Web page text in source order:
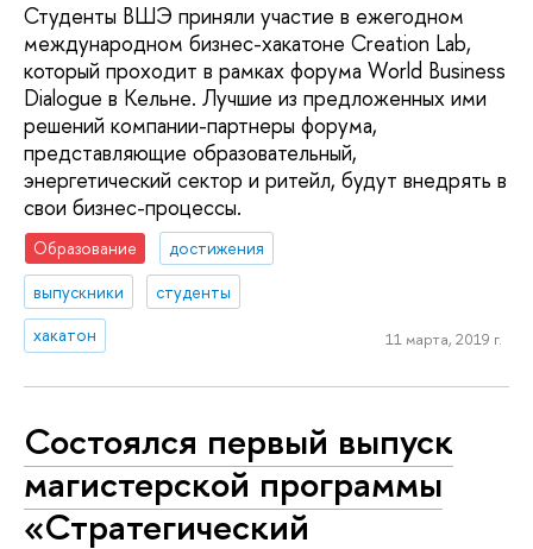
Студенты ВШЭ приняли участие в ежегодном
международном бизнес-хакатоне Creation Lab,
который проходит в рамках форума World Business
Dialogue в Кельне. Лучшие из предложенных ими
решений компании-партнеры форума,
представляющие образовательный,
энергетический сектор и ритейл, будут внедрять в
свои бизнес-процессы.
Образование
достижения
выпускники
студенты
хакатон
11 марта, 2019 г.
Состоялся первый выпуск
магистерской программы
«Стратегический